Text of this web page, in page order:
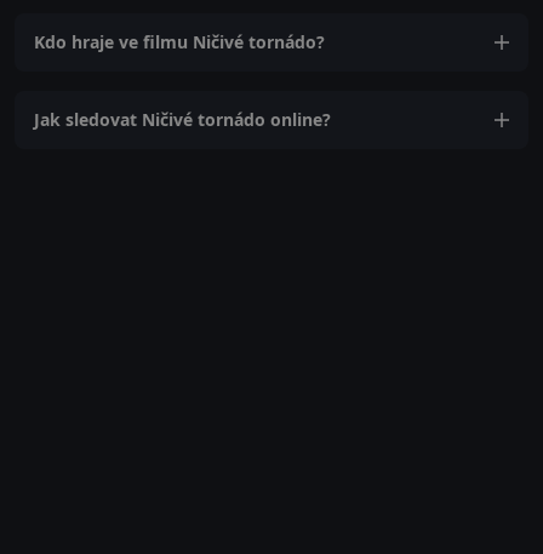
Kdo hraje ve filmu Ničivé tornádo?
Jak sledovat Ničivé tornádo online?